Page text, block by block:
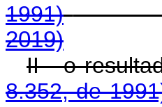
1991)
2019)
II - o
8.352, de